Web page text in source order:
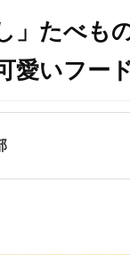
」たべも
愛いフー